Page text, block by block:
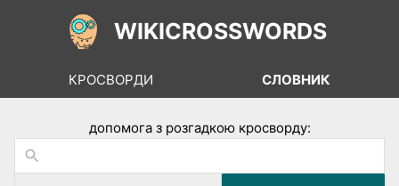
WIKICROSSWORDS
КРОСВОРДИ СЛОВНИК
допомога з розгадкою кросворду: